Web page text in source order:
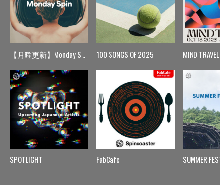
【月曜更新】Monday Spin
SPOTLIGHT
100 SONGS OF 2025
FabCafe
MIND TRAVEL
SUMMER